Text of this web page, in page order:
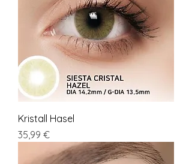
Kristall Hasel
Preis
35,99 €